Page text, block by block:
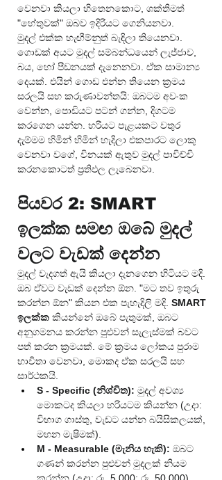
වෙනවා කියලා හිතෙනකොට, ශක්තිමත්
"හේතුවක්" ඔබව ඉදිරියට ගෙනියනවා.
මුදල් එක්ක හැඟීම්නුත් බැඳිලා තියෙනවා.
ගොඩක් අයට මුදල් සම්බන්ධයෙන් ලැජ්ජාව,
බය, හෝ පීඩනයක් දැනෙනවා. ඒක සාමාන්‍ය
දෙයක්. එයින් ගොඩ එන්න තියෙන ක්‍රමය
සරලයි සහ කරුණාවන්තයි: ඔබටම අවංක
වෙන්න, පොඩියට පටන් ගන්න, දිගටම
කරගෙන යන්න. හරියට පැළයකට වතුර
දැම්මම හිමින් හිමින් හැදිලා එකපාරට ලොකු
වෙනවා වගේ, විනයක් ඇතුව මුදල් පාවිච්චි
කරනකොටත් ප්‍රතිඵල ලැබෙනවා.
පියවර 2: SMART
ඉලක්ක සමඟ ඔබේ මුදල්
වලට වැඩක් දෙන්න
මුදල් වැදගත් ඇයි කියලා දැනගෙන හිටියට මදි.
ඔබ ඒවට වැඩක් දෙන්න ඕන. "මට තව ඉතුරු
කරන්න ඕන" කියන එක පැහැදිලි මදි. SMART
ඉලක්ක කියන්නේ ඔබේ පැතුමක්, ඔබට
අනුගමනය කරන්න පුළුවන් සැලැස්මක් බවට
පත් කරන ක්‍රමයක්. මේ ක්‍රමය ලෝකය පුරාම
භාවිතා වෙනවා, මොකද ඒක සරලයි සහ
සාර්ථකයි.
S - Specific (නිශ්චිත): මුදල් අවශ්‍ය
මොකටද කියලා හරියටම කියන්න (උදා:
විභාග ගාස්තු, වැඩට යන්න බයිසිකලයක්,
මහන මැෂිමක්).
M - Measurable (මැනිය හැකි): ඔබට
ගණන් කරන්න පුළුවන් මුදලක් නියම